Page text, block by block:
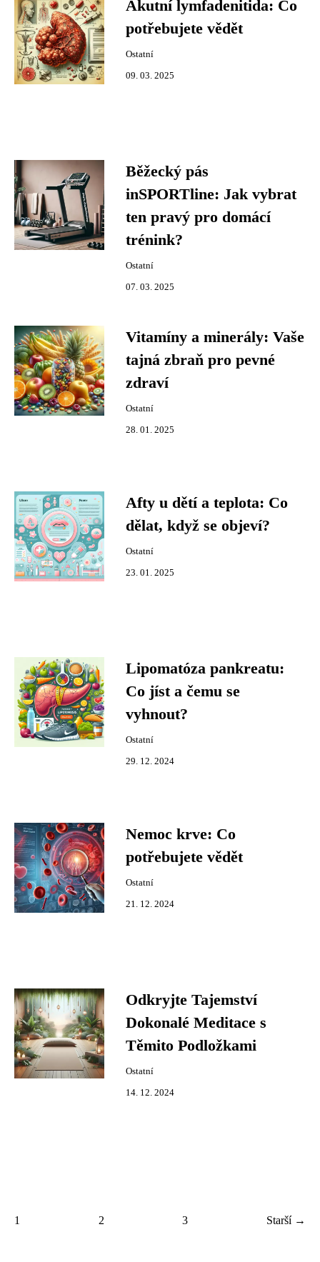
Akutní lymfadenitida: Co
potřebujete vědět
Ostatní
09. 03. 2025
Běžecký pás
inSPORTline: Jak vybrat
ten pravý pro domácí
trénink?
Ostatní
07. 03. 2025
Vitamíny a minerály: Vaše
tajná zbraň pro pevné
zdraví
Ostatní
28. 01. 2025
Afty u dětí a teplota: Co
dělat, když se objeví?
Ostatní
23. 01. 2025
Lipomatóza pankreatu:
Co jíst a čemu se
vyhnout?
Ostatní
29. 12. 2024
Nemoc krve: Co
potřebujete vědět
Ostatní
21. 12. 2024
Odkryjte Tajemství
Dokonalé Meditace s
Těmito Podložkami
Ostatní
14. 12. 2024
1 2 3 Starší →